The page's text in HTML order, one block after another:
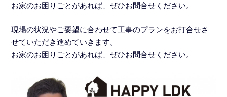
お家のお困りごとがあれば、ぜひお問合せください。
現場の状況やご要望に合わせて工事のプランをお打合せさ
せていただき進めていきます。
お家のお困りごとがあれば、ぜひお問合せください。